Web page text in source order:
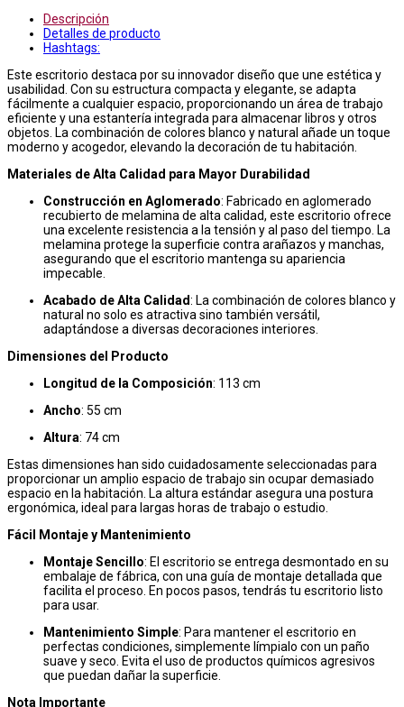
Descripción
Detalles de producto
Hashtags:
Este escritorio destaca por su innovador diseño que une estética y
usabilidad. Con su estructura compacta y elegante, se adapta
fácilmente a cualquier espacio, proporcionando un área de trabajo
eficiente y una estantería integrada para almacenar libros y otros
objetos. La combinación de colores blanco y natural añade un toque
moderno y acogedor, elevando la decoración de tu habitación.
Materiales de Alta Calidad para Mayor Durabilidad
Construcción en Aglomerado: Fabricado en aglomerado
recubierto de melamina de alta calidad, este escritorio ofrece
una excelente resistencia a la tensión y al paso del tiempo. La
melamina protege la superficie contra arañazos y manchas,
asegurando que el escritorio mantenga su apariencia
impecable.
Acabado de Alta Calidad: La combinación de colores blanco y
natural no solo es atractiva sino también versátil,
adaptándose a diversas decoraciones interiores.
Dimensiones del Producto
Longitud de la Composición: 113 cm
Ancho: 55 cm
Altura: 74 cm
Estas dimensiones han sido cuidadosamente seleccionadas para
proporcionar un amplio espacio de trabajo sin ocupar demasiado
espacio en la habitación. La altura estándar asegura una postura
ergonómica, ideal para largas horas de trabajo o estudio.
Fácil Montaje y Mantenimiento
Montaje Sencillo: El escritorio se entrega desmontado en su
embalaje de fábrica, con una guía de montaje detallada que
facilita el proceso. En pocos pasos, tendrás tu escritorio listo
para usar.
Mantenimiento Simple: Para mantener el escritorio en
perfectas condiciones, simplemente límpialo con un paño
suave y seco. Evita el uso de productos químicos agresivos
que puedan dañar la superficie.
Nota Importante